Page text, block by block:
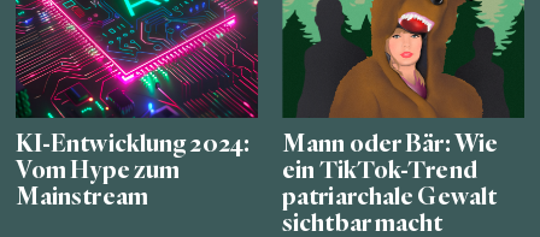
KI-Entwicklung 2024:
Vom Hype zum
Mainstream
Mann oder Bär: Wie
ein TikTok-Trend
patriarchale Gewalt
sichtbar macht